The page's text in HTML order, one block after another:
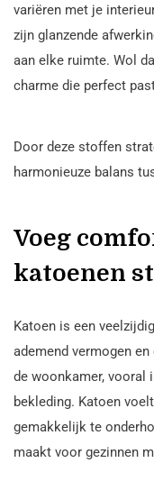
variëren met je
zijn glanzende
aan elke ruimte. Wol
charme die perfect
Door deze stoffen
harmonieuze balans
Voeg
katoenen
Katoen is een
ademend vermogen
de woonkamer, vooral
bekleding. Katoen
gemakkelijk te
maakt voor gezinnen